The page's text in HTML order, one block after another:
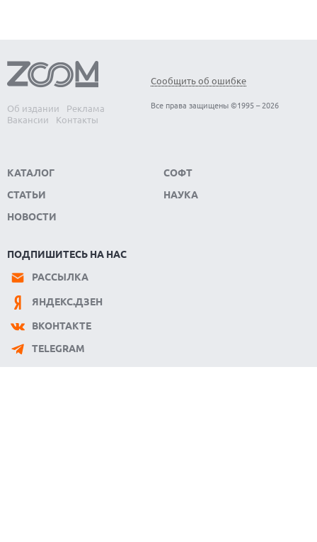
Об издании
Реклама
Вакансии
Контакты
Сообщить об ошибке
Все права защищены ©1995 – 2026
КАТАЛОГ
СТАТЬИ
НОВОСТИ
СОФТ
НАУКА
ПОДПИШИТЕСЬ НА НАС
РАССЫЛКА
ЯНДЕКС.ДЗЕН
ВКОНТАКТЕ
TELEGRAM